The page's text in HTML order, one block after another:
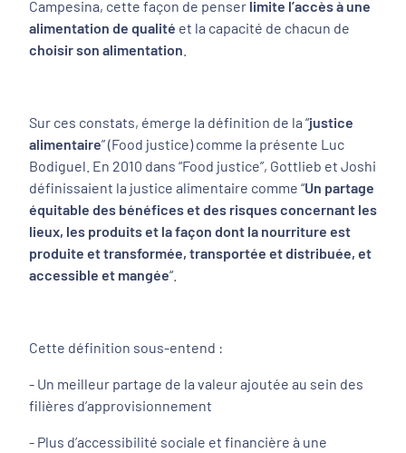
Campesina, cette façon de penser limite l’accès à une
alimentation de qualité et la capacité de chacun de
choisir son alimentation
Sur ces constats, émerge la définition de la “justice
alimentaire” (Food justice) comme la présente Luc
Bodiguel. En 2010 dans “Food justice”, Gottlieb et Joshi
définissaient la justice alimentaire comme “Un partage
équitable des bénéfices et des risques concernant les
lieux, les produits et la façon dont la nourriture est
produite et transformée, transportée et distribuée, et
accessible et mangée“.
Cette définition sous-entend :
- Un meilleur partage de la valeur ajoutée au sein des
filières d’approvisionnement
- Plus d’accessibilité sociale et financière à une